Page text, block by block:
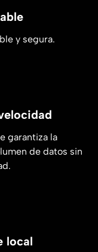
y segura.
garantiza la
de datos sin
local